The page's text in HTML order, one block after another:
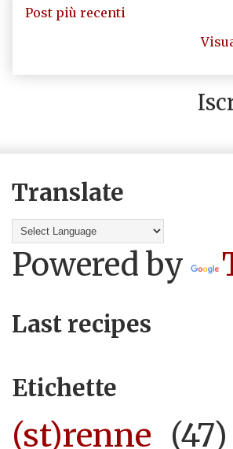
Post più recenti
Translate
Powered by
Last recipes
Etichette
(st)renne (47)